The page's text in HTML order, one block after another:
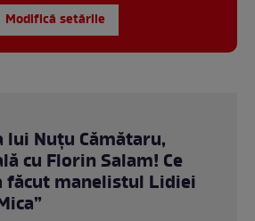
Modifică setările
Nuțu Cămătaru,
cu Florin Salam! Ce
făcut manelistul Lidiei